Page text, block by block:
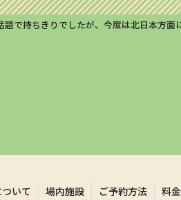
で持ちきりでしたが、今度は北日本方
いて 場内施設 ご予約方法 料